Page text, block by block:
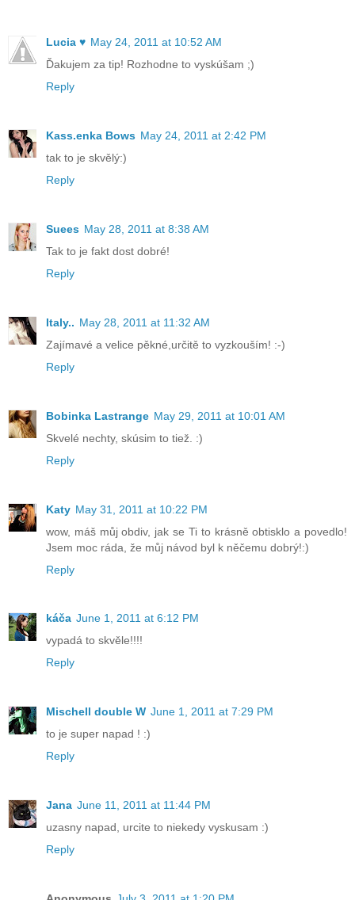
Lucia ♥ May 24, 2011 at 10:52 AM
Ďakujem za tip! Rozhodne to vyskúšam ;)
Reply
Kass.enka Bows May 24, 2011 at 2:42 PM
tak to je skvělý:)
Reply
Suees May 28, 2011 at 8:38 AM
Tak to je fakt dost dobré!
Reply
Italy.. May 28, 2011 at 11:32 AM
Zajímavé a velice pěkné,určitě to vyzkouším! :-)
Reply
Bobinka Lastrange May 29, 2011 at 10:01 AM
Skvelé nechty, skúsim to tiež. :)
Reply
Katy May 31, 2011 at 10:22 PM
wow, máš můj obdiv, jak se Ti to krásně obtisklo a povedlo!
Jsem moc ráda, že můj návod byl k něčemu dobrý!:)
Reply
káča June 1, 2011 at 6:12 PM
vypadá to skvěle!!!!
Reply
Mischell double W June 1, 2011 at 7:29 PM
to je super napad ! :)
Reply
Jana June 11, 2011 at 11:44 PM
uzasny napad, urcite to niekedy vyskusam :)
Reply